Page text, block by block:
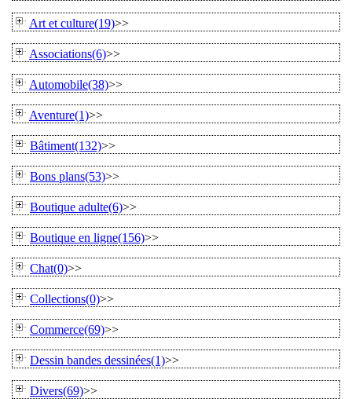
Art et culture(19)>>
Associations(6)>>
Automobile(38)>>
Aventure(1)>>
Bâtiment(132)>>
Bons plans(53)>>
Boutique adulte(6)>>
Boutique en ligne(156)>>
Chat(0)>>
Collections(0)>>
Commerce(69)>>
Dessin bandes dessinées(1)>>
Divers(69)>>